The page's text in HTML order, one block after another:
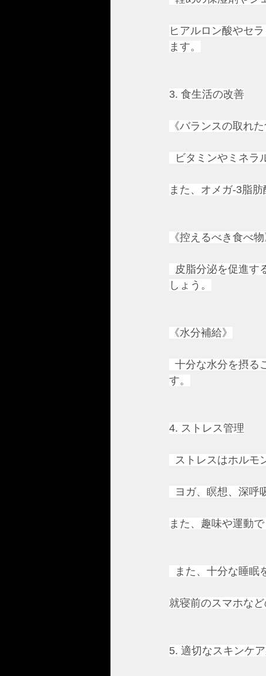
ヒアルロン酸やセ
ます。
3. 食生活の改善
《バランスの取れた
ビタミンやミネラ
また、オメガ-3脂
《控えるべき食べ物
皮脂分泌を促進す
しょう。
《水分補給》
十分な水分を摂る
す。
4. ストレス管理
ストレスはホルモ
ヨガ、瞑想、深呼
また、趣味や運動
また、十分な睡眠
就寝前のスマホな
5. 適切なスキンケ